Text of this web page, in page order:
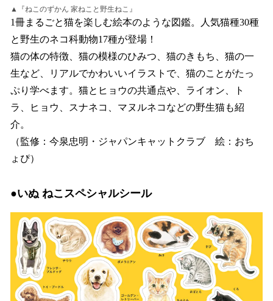
▲『ねこのずかん 家ねこと野生ねこ』
1冊まるごと猫を楽しむ絵本のような図鑑。人気猫種30種
と野生のネコ科動物17種が登場！
猫の体の特徴、猫の模様のひみつ、猫のきもち、猫の一
生など、リアルでかわいいイラストで、猫のことがたっ
ぷり学べます。猫とヒョウの共通点や、ライオン、ト
ラ、ヒョウ、スナネコ、マヌルネコなどの野生猫も紹
介。
（監修：今泉忠明・ジャパンキャットクラブ 絵：おち
ょぴ）
●いぬ ねこスペシャルシール